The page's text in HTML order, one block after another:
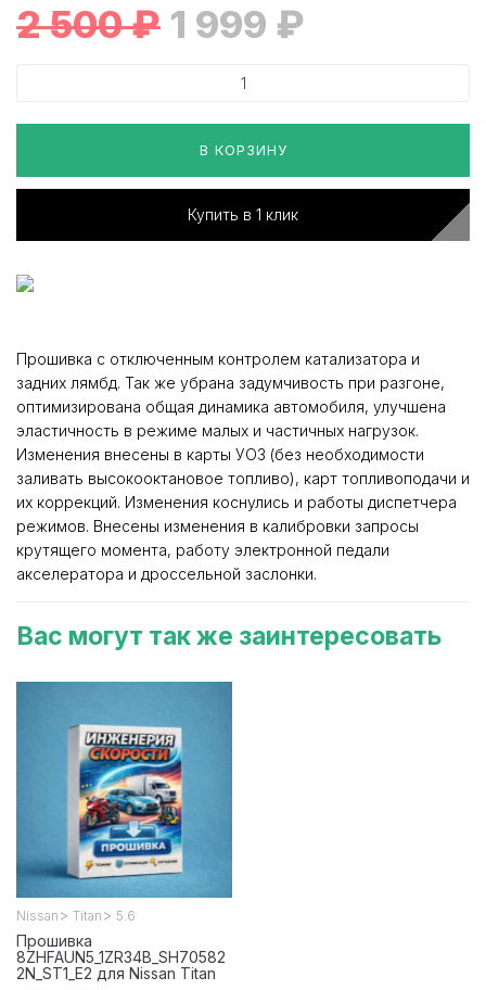
2 500₽ 1 999 ₽
В КОРЗИНУ
Купить в 1 клик
Прошивка с отключенным контролем катализатора и
задних лямбд. Так же убрана задумчивость при разгоне,
оптимизирована общая динамика автомобиля, улучшена
эластичность в режиме малых и частичных нагрузок.
Изменения внесены в карты УОЗ (без необходимости
заливать высокооктановое топливо), карт топливоподачи и
их коррекций. Изменения коснулись и работы диспетчера
режимов. Внесены изменения в калибровки запросы
крутящего момента, работу электронной педали
акселератора и дроссельной заслонки.
Вас могут так же заинтересовать
Nissan > Titan > 5.6
Прошивка
8ZHFAUN5_1ZR34B_SH70582
2N_ST1_E2 для Nissan Titan